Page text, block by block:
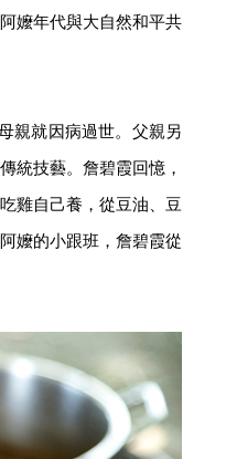
嬤年代與大自然和平共
親就因病過世。父親另
統技藝。詹碧霞回憶，
雞自己養，從豆油、豆
嬤的小跟班，詹碧霞從